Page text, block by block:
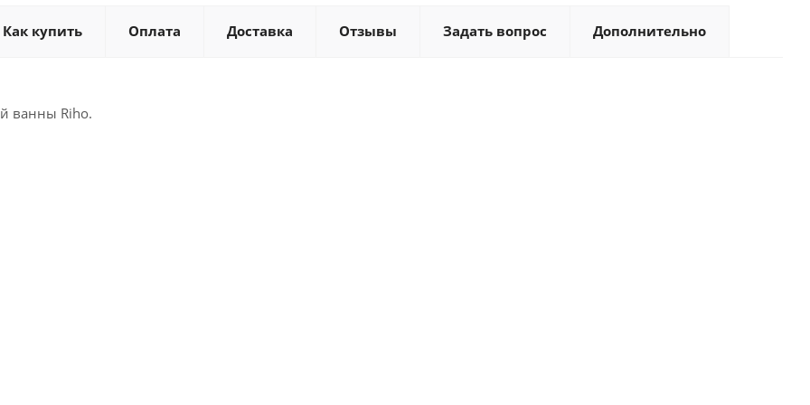
Как купить Оплата Доставка Отзывы Задать вопрос Дополнительно
ванны Riho.